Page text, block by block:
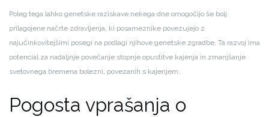
Poleg tega lahko genetske raziskave nekega dne omogočijo še bolj
prilagojene načrte zdravljenja, ki posameznike povezujejo z
najučinkovitejšimi posegi na podlagi njihove genetske zgradbe. Ta razvoj ima
potencial za nadaljnje povečanje stopnje opustitve kajenja in zmanjšanje
svetovnega bremena bolezni, povezanih s kajenjem.
Pogosta vprašanja o